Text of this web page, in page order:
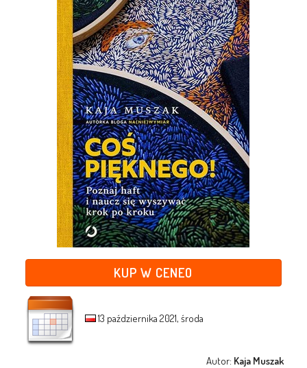
KUP W CENEO
13 października 2021, środa
Autor: Kaja Muszak